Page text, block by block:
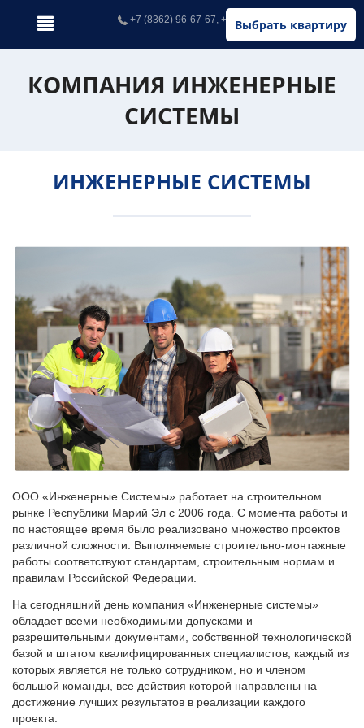
Выбрать квартиру
+7 (8362) 96-67-67, +7 (902) 326-67-67
КОМПАНИЯ ИНЖЕНЕРНЫЕ
СИСТЕМЫ
ИНЖЕНЕРНЫЕ СИСТЕМЫ
ООО «Инженерные Системы» работает на строительном
рынке Республики Марий Эл с 2006 года. С момента работы и
по настоящее время было реализовано множество проектов
различной сложности. Выполняемые строительно-монтажные
работы соответствуют стандартам, строительным нормам и
правилам Российской Федерации.
На сегодняшний день компания «Инженерные системы»
обладает всеми необходимыми допусками и
разрешительными документами, собственной технологической
базой и штатом квалифицированных специалистов, каждый из
которых является не только сотрудником, но и членом
большой команды, все действия которой направлены на
достижение лучших результатов в реализации каждого
проекта.